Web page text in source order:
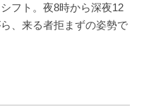
フト。夜8時から深夜12
、来る者拒まずの姿勢で